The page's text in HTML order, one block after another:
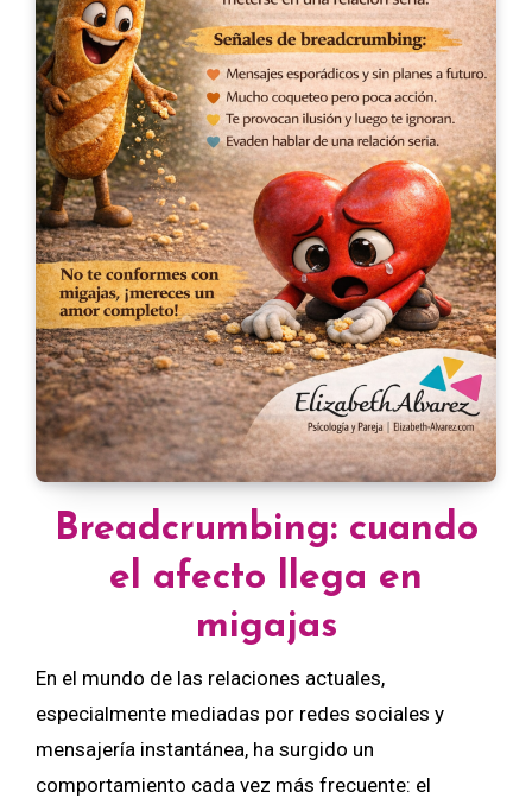
Breadcrumbing: cuando
el afecto llega en
migajas
En el mundo de las relaciones actuales,
especialmente mediadas por redes sociales y
mensajería instantánea, ha surgido un
comportamiento cada vez más frecuente: el